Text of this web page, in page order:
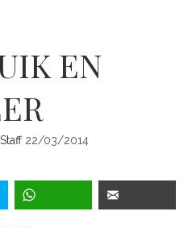
EN
22/03/2014